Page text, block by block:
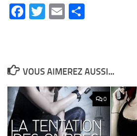
Facebook
Twitter
Email
VOUS AIMEREZ AUSSI...
0